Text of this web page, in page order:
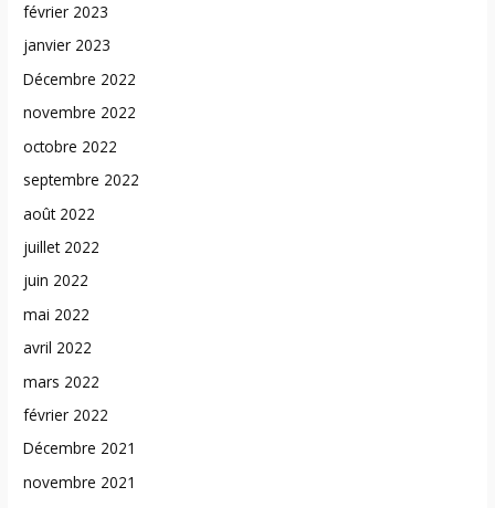
février 2023
janvier 2023
Décembre 2022
novembre 2022
octobre 2022
septembre 2022
août 2022
juillet 2022
juin 2022
mai 2022
avril 2022
mars 2022
février 2022
Décembre 2021
novembre 2021